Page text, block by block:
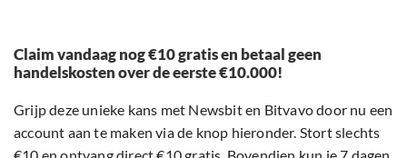
Claim vandaag nog €10 gratis en betaal geen
handelskosten over de eerste €10.000!
Grijp deze unieke kans met Newsbit en Bitvavo door nu een
account aan te maken via de knop hieronder. Stort slechts